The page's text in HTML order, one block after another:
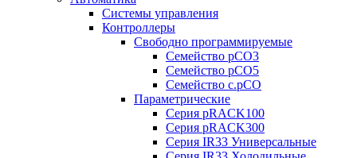
Системы управления
Контроллеры
Свободно программируемые
Семейство pCO3
Семейство pCO5
Семейство c.pCO
Параметрические
Серия pRACK100
Серия pRACK300
Серия IR33 Универсальные